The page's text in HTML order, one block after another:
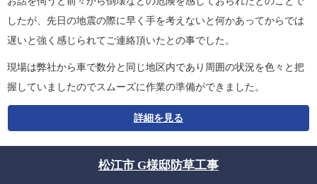
したが、先日の地震の際に早く手を考えないと何かあってからでは
遅いと強く感じられてご連絡頂いたとの事でした。
現場は弊社から車で数分と同じ地区内であり周囲の状況を色々と把
握していましたのでスムーズに作業の準備ができました。
詳細を見る
松江市 G様邸防草工事